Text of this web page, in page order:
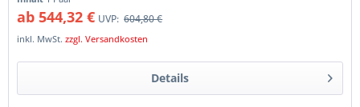
ab 544,32 € UVP: 604,80 €
inkl. MwSt.zzgl. Versandkosten
Details